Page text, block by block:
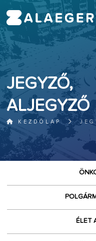
JEGYZŐ,
ALJEGYZŐ
KEZDŐLAP
ÉLET